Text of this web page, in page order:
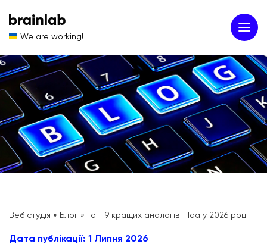
We are working!
Веб студія » Блог » Топ-9 кращих аналогів Tilda у 2026 році
Дата публікації: 1 Липня 2026